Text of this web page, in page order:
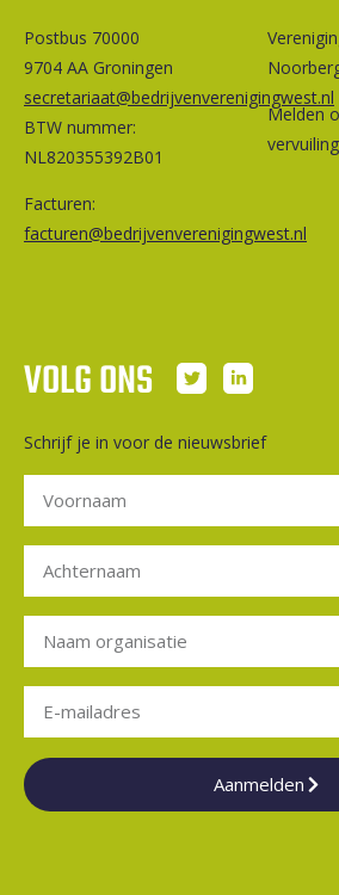
Postbus 70000
9704 AA Groningen
secretariaat@bedrijvenverenigingwest.nl
BTW nummer:
NL820355392B01
Facturen:
facturen@bedrijvenverenigingwest.nl
Melden
vervuiling
VOLG ONS
Schrijf je in voor de nieuwsbrief
Aanmelden